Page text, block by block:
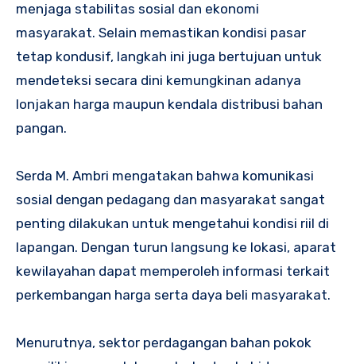
menjaga stabilitas sosial dan ekonomi
masyarakat. Selain memastikan kondisi pasar
tetap kondusif, langkah ini juga bertujuan untuk
mendeteksi secara dini kemungkinan adanya
lonjakan harga maupun kendala distribusi bahan
pangan.
Serda M. Ambri mengatakan bahwa komunikasi
sosial dengan pedagang dan masyarakat sangat
penting dilakukan untuk mengetahui kondisi riil di
lapangan. Dengan turun langsung ke lokasi, aparat
kewilayahan dapat memperoleh informasi terkait
perkembangan harga serta daya beli masyarakat.
Menurutnya, sektor perdagangan bahan pokok